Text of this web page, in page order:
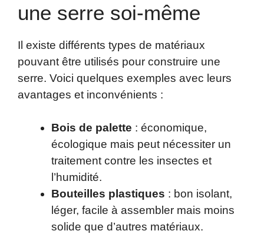
une serre soi-même
Il existe différents types de matériaux
pouvant être utilisés pour construire une
serre. Voici quelques exemples avec leurs
avantages et inconvénients :
Bois de palette : économique,
écologique mais peut nécessiter un
traitement contre les insectes et
l’humidité.
Bouteilles plastiques : bon isolant,
léger, facile à assembler mais moins
solide que d’autres matériaux.